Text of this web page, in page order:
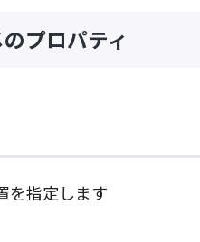
プロパティ
を指定します